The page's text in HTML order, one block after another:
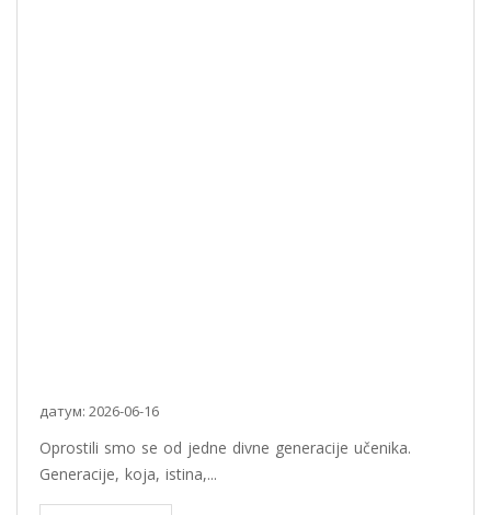
датум: 2026-06-16
Oprostili smo se od jedne divne generacije učenika.
Generacije, koja, istina,...